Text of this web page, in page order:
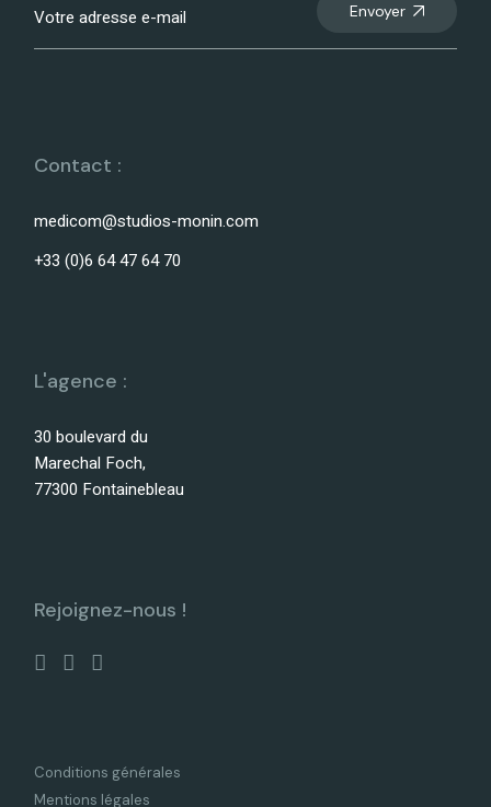
Envoyer
Contact :
medicom@studios-monin.com
+33 (0)6 64 47 64 70
L'agence :
30 boulevard du
Marechal Foch,
77300 Fontainebleau
Rejoignez-nous !
Conditions générales
Mentions légales